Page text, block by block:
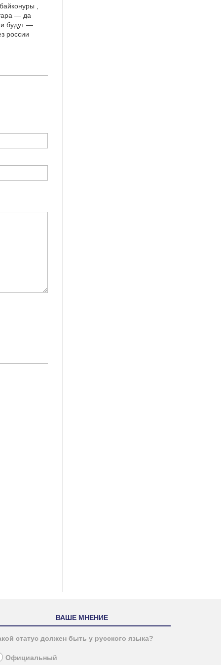
,
— да
будут —
россии
ВАШЕ МНЕНИЕ
статус должен быть у русского языка?
Официальный